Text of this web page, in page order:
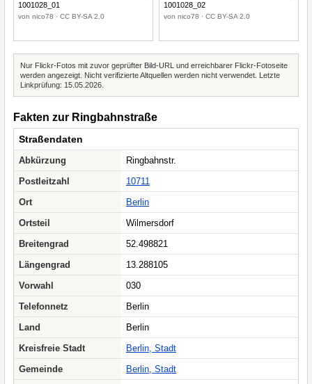
1001028_01
von nico78 · CC BY-SA 2.0
1001028_02
von nico78 · CC BY-SA 2.0
Nur Flickr-Fotos mit zuvor geprüfter Bild-URL und erreichbarer Flickr-Fotoseite
werden angezeigt. Nicht verifizierte Altquellen werden nicht verwendet. Letzte
Linkprüfung: 15.05.2026.
Fakten zur Ringbahnstraße
Straßendaten
Abkürzung
Ringbahnstr.
Postleitzahl
10711
Ort
Berlin
Ortsteil
Wilmersdorf
Breitengrad
52.498821
Längengrad
13.288105
Vorwahl
030
Telefonnetz
Berlin
Land
Berlin
Kreisfreie Stadt
Berlin, Stadt
Gemeinde
Berlin, Stadt